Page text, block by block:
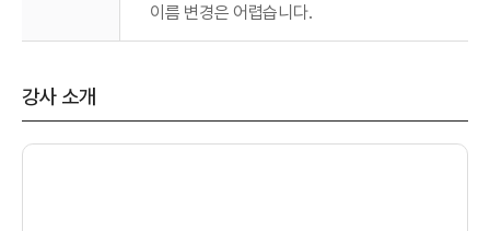
이름 변경은 어렵습니다.
강사 소개